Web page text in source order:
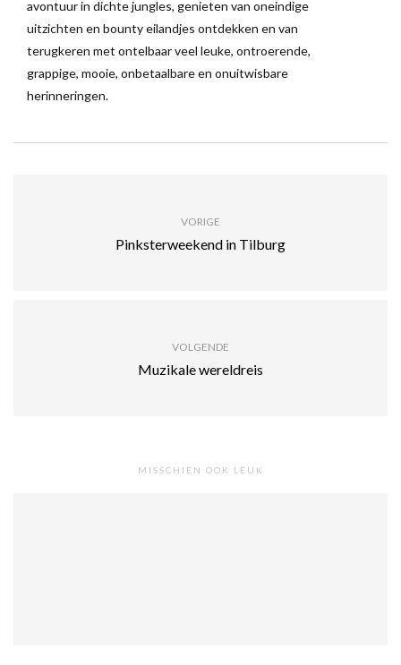
avontuur in dichte jungles, genieten van oneindige
uitzichten en bounty eilandjes ontdekken en van
terugkeren met ontelbaar veel leuke, ontroerende,
grappige, mooie, onbetaalbare en onuitwisbare
herinneringen.
VORIGE
Pinksterweekend in Tilburg
VOLGENDE
Muzikale wereldreis
MISSCHIEN OOK LEUK